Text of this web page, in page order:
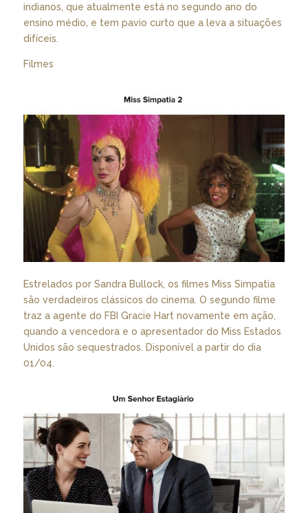
indianos, que atualmente está no segundo ano do
ensino médio, e tem pavio curto que a leva a situações
difíceis.
Filmes
Estrelados por Sandra Bullock, os filmes Miss Simpatia
são verdadeiros clássicos do cinema. O segundo filme
traz a agente do FBI Gracie Hart novamente em ação,
quando a vencedora e o apresentador do Miss Estados
Unidos são sequestrados. Disponível a partir do dia
01/04.